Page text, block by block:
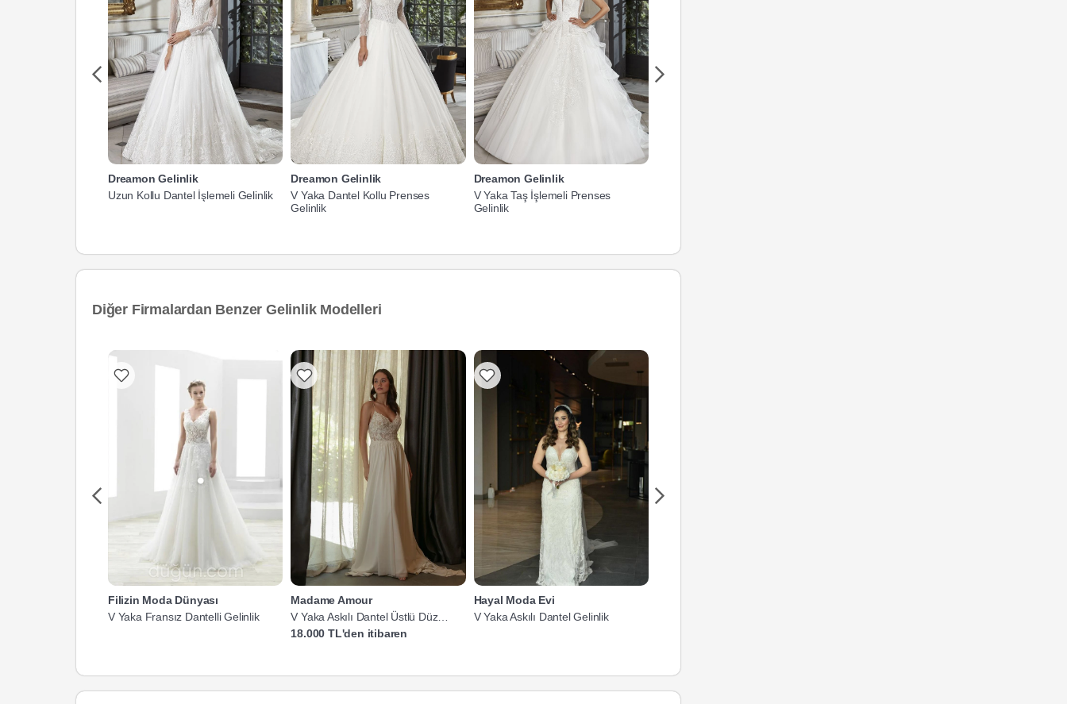
Dreamon Gelinlik
Uzun Kollu Dantel İşlemeli Gelinlik
Dreamon Gelinlik
V Yaka Dantel Kollu Prenses
Gelinlik
Dreamon Gelinlik
V Yaka Taş İşlemeli Prenses
Gelinlik
Diğer Firmalardan Benzer Gelinlik Modelleri
Filizin Moda Dünyası
V Yaka Fransız Dantelli Gelinlik
Madame Amour
V Yaka Askılı Dantel Üstlü Düz
Kesim Gelinlik
18.000 TL'den itibaren
Hayal Moda Evi
V Yaka Askılı Dantel Gelinlik